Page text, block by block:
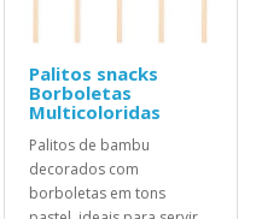
Palitos snacks
Borboletas
Multicoloridas
Palitos de bambu
decorados com
borboletas em tons